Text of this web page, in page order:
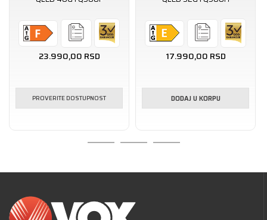
23.990,00 RSD
PROVERITE DOSTUPNOST
17.990,00 RSD
DODAJ U KORPU